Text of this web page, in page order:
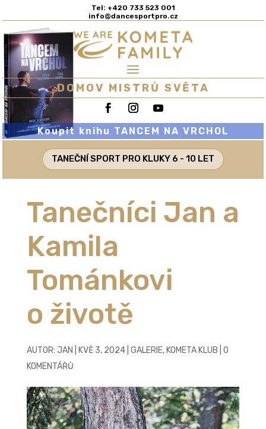
Tel: +420 733 523 001
info@dancesportpro.cz
DOMOV MISTRŮ SVĚTA
Koupit knihu TANCEM NA VRCHOL
TANEČNÍ SPORT PRO KLUKY 6 - 10 LET
Tanečníci Jan a
Kamila
Tománkovi
o životě
AUTOR: JAN KVĚ 3, 2024| GALERIE, KOMETA KLUB 0
KOMENTÁŘŮ